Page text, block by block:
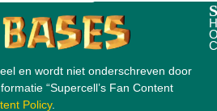
en wordt niet onderschreven door
“Supercell’s Fan Content
Policy.